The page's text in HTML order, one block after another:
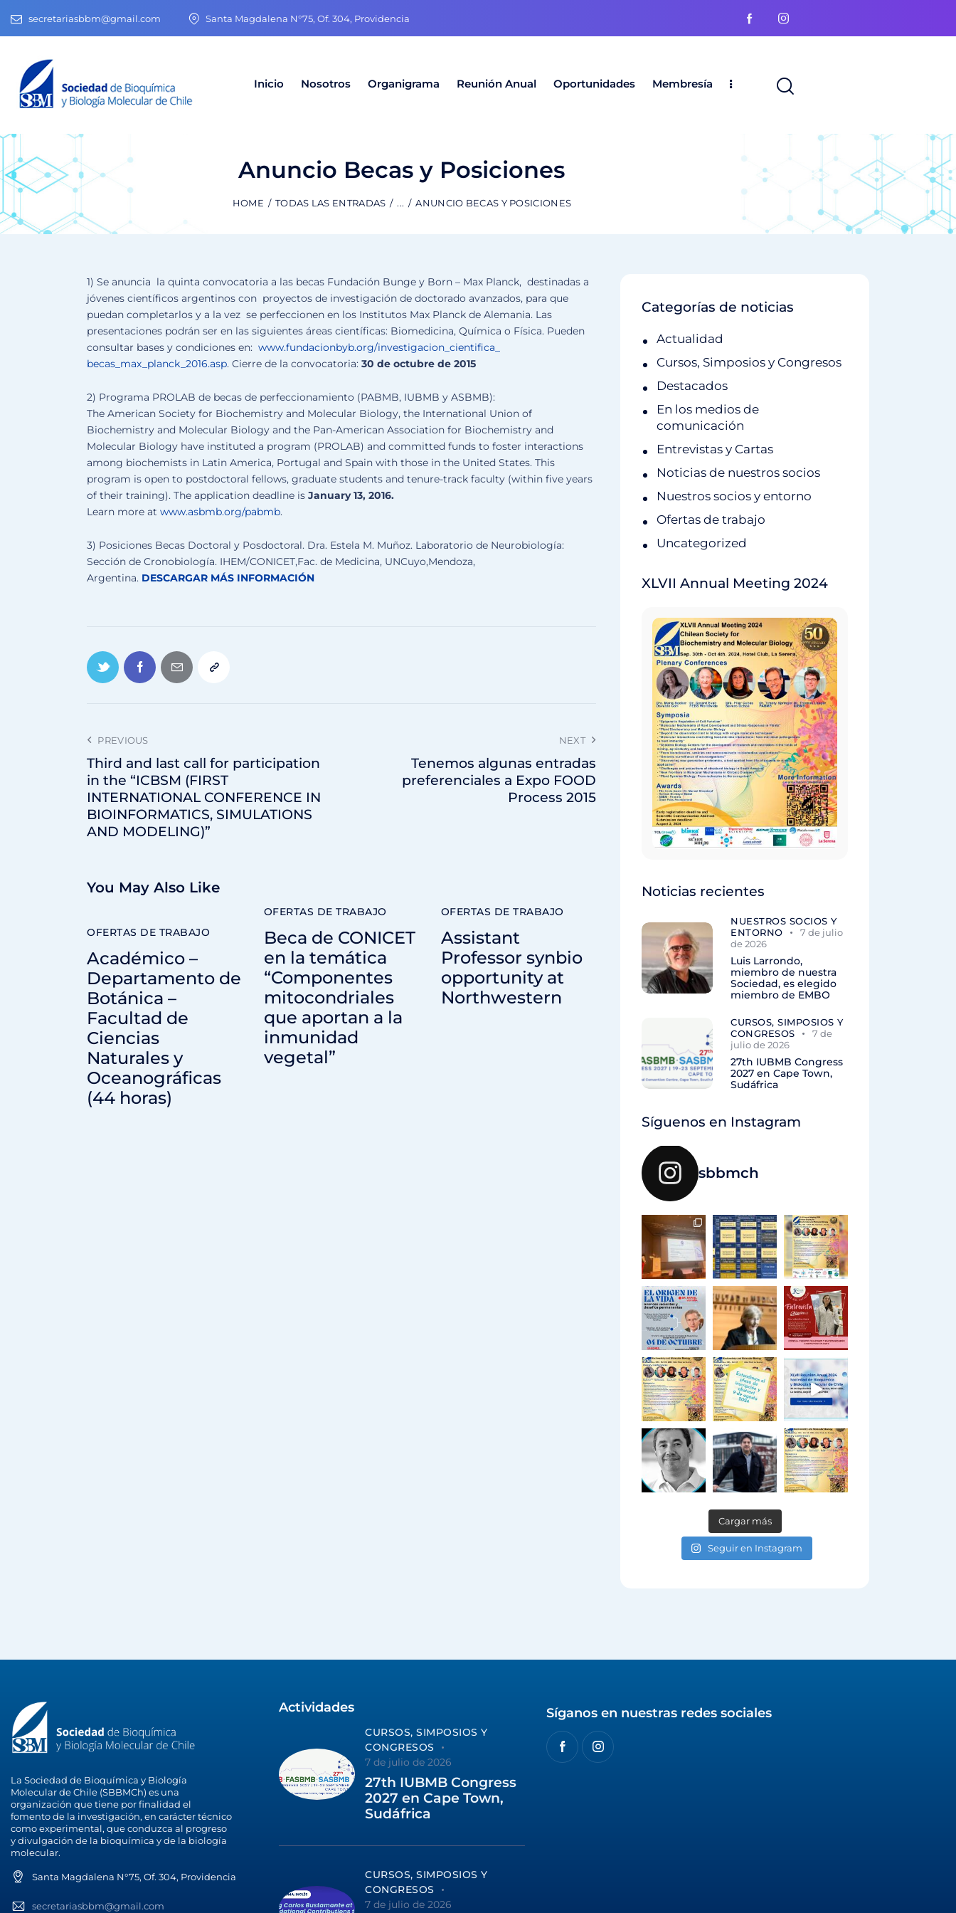
secretariasbbm@gmail.com Santa Magdalena N°75, Of. 304, Providencia
Inicio Nosotros Organigrama Reunión Anual Oportunidades Membresía
Anuncio Becas y Posiciones
HOME TODAS LAS ENTRADAS ... ANUNCIO BECAS Y POSICIONES
1) Se anuncia la quinta convocatoria a las becas Fundación Bunge y Born – Max Planck, destinadas a
jóvenes científicos argentinos con proyectos de investigación de doctorado avanzados, para que
puedan completarlos y a la vez se perfeccionen en los Institutos Max Planck de Alemania. Las
presentaciones podrán ser en las siguientes áreas científicas: Biomedicina, Química o Física. Pueden
consultar bases y condiciones en: www.fundacionbyb.org/investigacion_cientifica_
becas_max_planck_2016.asp. Cierre de la convocatoria: 30 de octubre de 2015
2) Programa PROLAB de becas de perfeccionamiento (PABMB, IUBMB y ASBMB):
The American Society for Biochemistry and Molecular Biology, the International Union of
Biochemistry and Molecular Biology and the Pan-American Association for Biochemistry and
Molecular Biology have instituted a program (PROLAB) and committed funds to foster interactions
among biochemists in Latin America, Portugal and Spain with those in the United States. This
program is open to postdoctoral fellows, graduate students and tenure-track faculty (within five years
of their training). The application deadline is January 13, 2016.
Learn more at www.asbmb.org/pabmb.
3) Posiciones Becas Doctoral y Posdoctoral. Dra. Estela M. Muñoz. Laboratorio de Neurobiología:
Sección de Cronobiología. IHEM/CONICET,Fac. de Medicina, UNCuyo,Mendoza,
Argentina. DESCARGAR MÁS INFORMACIÓN
PREVIOUS
Third and last call for participation
in the “ICBSM (FIRST
INTERNATIONAL CONFERENCE IN
BIOINFORMATICS, SIMULATIONS
AND MODELING)”
NEXT
Tenemos algunas entradas
preferenciales a Expo FOOD
Process 2015
You May Also Like
OFERTAS DE TRABAJO
Académico –
Departamento de
Botánica –
Facultad de
Ciencias
Naturales y
Oceanográficas
(44 horas)
OFERTAS DE TRABAJO
Beca de CONICET
en la temática
“Componentes
mitocondriales
que aportan a la
inmunidad
vegetal”
OFERTAS DE TRABAJO
Assistant
Professor synbio
opportunity at
Northwestern
Categorías de noticias
Actualidad
Cursos, Simposios y Congresos
Destacados
En los medios de
comunicación
Entrevistas y Cartas
Noticias de nuestros socios
Nuestros socios y entorno
Ofertas de trabajo
Uncategorized
XLVII Annual Meeting 2024
Noticias recientes
NUESTROS SOCIOS Y
ENTORNO
7 de julio
de 2026
Luis Larrondo,
miembro de nuestra
Sociedad, es elegido
miembro de EMBO
CURSOS, SIMPOSIOS Y
CONGRESOS
7 de
julio de 2026
27th IUBMB Congress
2027 en Cape Town,
Sudáfrica
Síguenos en Instagram
sbbmch
Cargar más
Seguir en Instagram
La Sociedad de Bioquímica y Biología
Molecular de Chile (SBBMCh) es una
organización que tiene por finalidad el
fomento de la investigación, en carácter técnico
como experimental, que conduzca al progreso
y divulgación de la bioquímica y de la biología
molecular.
Santa Magdalena N°75, Of. 304, Providencia
secretariasbbm@gmail.com
Actividades
CURSOS, SIMPOSIOS Y
CONGRESOS
7 de julio de 2026
27th IUBMB Congress
2027 en Cape Town,
Sudáfrica
CURSOS, SIMPOSIOS Y
CONGRESOS
7 de julio de 2026
Síganos en nuestras redes sociales